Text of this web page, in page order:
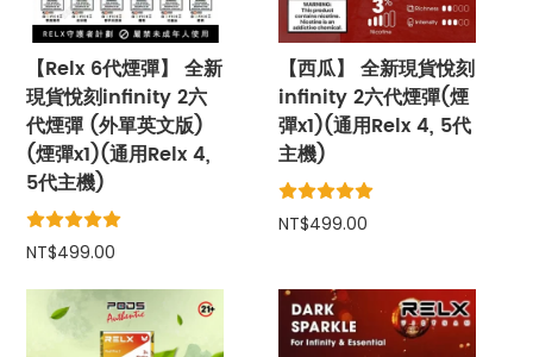
【Relx 6代煙彈】 全新
現貨悅刻infinity 2六
代煙彈 (外單英文版)
(煙彈x1)(通用Relx 4,
5代主機)
NT$499.00
【西瓜】 全新現貨悅刻
infinity 2六代煙彈(煙
彈x1)(通用Relx 4, 5代
主機)
NT$499.00